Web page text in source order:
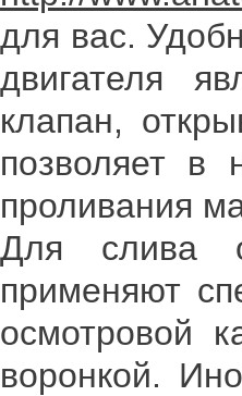
для вас.
двигателя
клапан,
позволяет в
проливания
Для слива
применяют
осмотровой
воронкой.